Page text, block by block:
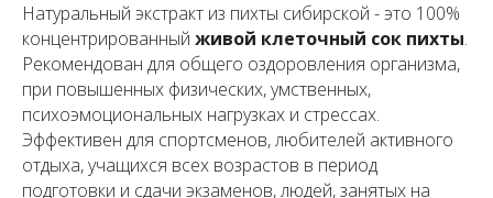
Натуральный экстракт из пихты сибирской - это 100%
концентрированный живой клеточный сок пихты.
Рекомендован для общего оздоровления организма,
при повышенных физических, умственных,
психоэмоциональных нагрузках и стрессах.
Эффективен для спортсменов, любителей активного
отдыха, учащихся всех возрастов в период
подготовки и сдачи экзаменов, людей, занятых на